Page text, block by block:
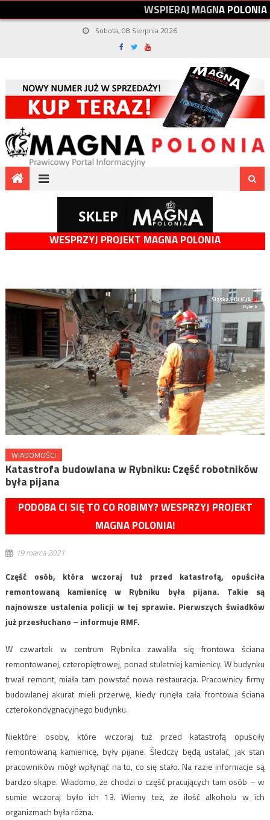
WSPIERAJMAGNAPOLONIA
Sobota, 08 Sierpnia 2026
WESPRZYJ PROJEKT MAGNA POLONIA
WIADOMOŚCI
Katastrofa budowlana w Rybniku: Część robotników
była pijana
PODOBA CI SIĘ TO CO ROBIMY? WESPRZYJ PROJEKT
MAGNA POLONIA!
19 marca 2021
Część osób, która wczoraj tuż przed katastrofą, opuściła
remontowaną kamienicę w Rybniku była pijana. Takie są
najnowsze ustalenia policji w tej sprawie. Pierwszych świadków
już przesłuchano – informuje RMF.
W czwartek w centrum Rybnika zawaliła się frontowa ściana
remontowanej, czteropiętrowej, ponad stuletniej kamienicy. W budynku
trwał remont, miała tam powstać nowa restauracja. Pracownicy firmy
budowlanej akurat mieli przerwę, kiedy runęła cała frontowa ściana
czterokondygnacyjnego budynku.
Niektóre osoby, które wczoraj tuż przed katastrofą opuściły
remontowaną kamienicę, były pijane. Śledczy będą ustalać, jak stan
pracowników mógł wpłynąć na to, co się stało. Na razie informacje są
bardzo skąpe. Wiadomo, że chodzi o część pracujących tam osób – w
sumie wczoraj było ich 13. Wiemy też, że ilość alkoholu w ich
organizmach była różna.